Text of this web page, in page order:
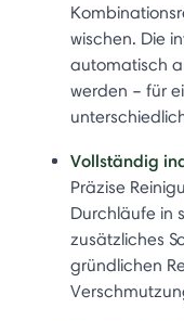
wischen. Die
automatisch
werden – für
Vollständig
Präzise
Durchläufe in
zusätzliches
gründlichen